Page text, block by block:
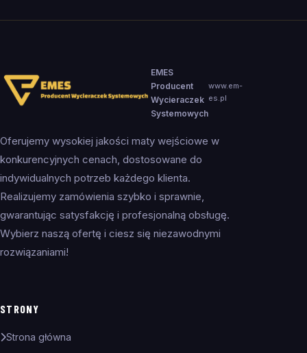
EMES
Producent
Wycieraczek
Systemowych
www.em-
es.pl
Oferujemy wysokiej jakości maty wejściowe w
konkurencyjnych cenach, dostosowane do
indywidualnych potrzeb każdego klienta.
Realizujemy zamówienia szybko i sprawnie,
gwarantując satysfakcję i profesjonalną obsługę.
Wybierz naszą ofertę i ciesz się niezawodnymi
rozwiązaniami!
STRONY
Strona główna